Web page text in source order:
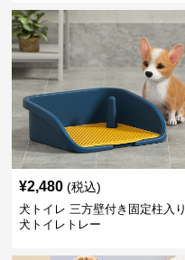
¥2,480 (税込)
犬トイレ 三方壁付き固定柱入り
犬トイレトレー